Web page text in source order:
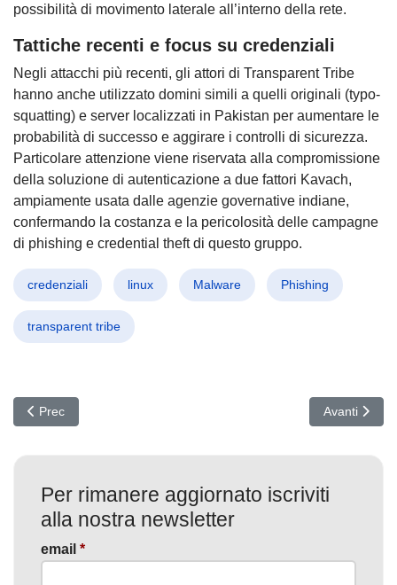
possibilità di movimento laterale all’interno della rete.
Tattiche recenti e focus su credenziali
Negli attacchi più recenti, gli attori di Transparent Tribe
hanno anche utilizzato domini simili a quelli originali (typo-
squatting) e server localizzati in Pakistan per aumentare le
probabilità di successo e aggirare i controlli di sicurezza.
Particolare attenzione viene riservata alla compromissione
della soluzione di autenticazione a due fattori Kavach,
ampiamente usata dalle agenzie governative indiane,
confermando la costanza e la pericolosità delle campagne
di phishing e credential theft di questo gruppo.
credenziali linux Malware Phishing
transparent tribe
Articolo precedente: UNC6384 Colpisce con PlugX: Cyber
Prec Articolo
Avanti
Per rimanere aggiornato iscriviti
alla nostra newsletter
email *